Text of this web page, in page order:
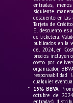
entradas,
siguiente
descuento en las
Tarjeta de
El descuento es
de ticketera.
publicados en la
del 2024, en
precios incluyen
costo por
organizador,
cualquier
* 15% BBVA:
octubre de